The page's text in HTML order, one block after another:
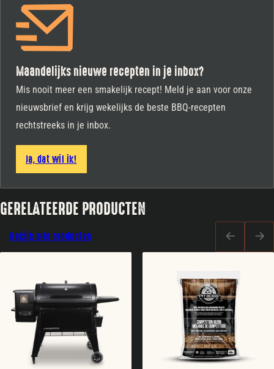
Maandelijks nieuwe recepten in je inbox?
Mis nooit meer een smakelijk recept! Meld je aan voor onze
nieuwsbrief en krijg wekelijks de beste BBQ-recepten
rechtstreeks in je inbox.
Ja, dat wil ik!
GERELATEERDE PRODUCTEN
Bekijk alle producten